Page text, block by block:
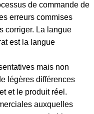
de commande de
erreurs commises
corriger. La langue
est la langue
mais non
légères différences
et le produit réel.
auxquelles